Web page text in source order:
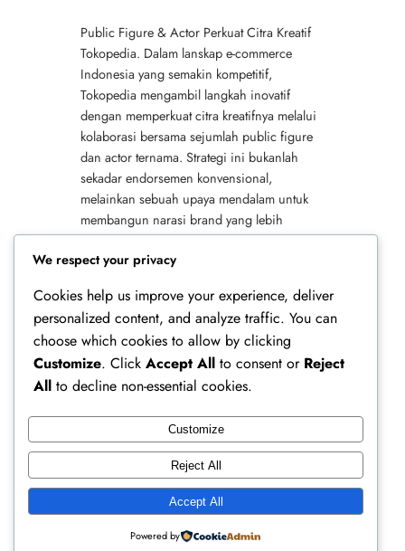
Public Figure & Actor Perkuat Citra Kreatif
Tokopedia. Dalam lanskap e-commerce
Indonesia yang semakin kompetitif,
Tokopedia mengambil langkah inovatif
dengan memperkuat citra kreatifnya melalui
kolaborasi bersama sejumlah public figure
dan actor ternama. Strategi ini bukanlah
sekadar endorsemen konvensional,
melainkan sebuah upaya mendalam untuk
membangun narasi brand yang lebih
hangat, relatable, dan inspiratif. Dengan
menyertakan figur-figur…
Ferry Doedens | Public Figure, Actor & Creative
Profile
Instagram
Facebook
X
We respect your privacy
Cookies help us improve your experience, deliver
personalized content, and analyze traffic. You can
choose which cookies to allow by clicking
Customize. Click Accept All to consent or Reject
All to decline non-essential cookies.
Customize
Reject All
Accept All
Powered by